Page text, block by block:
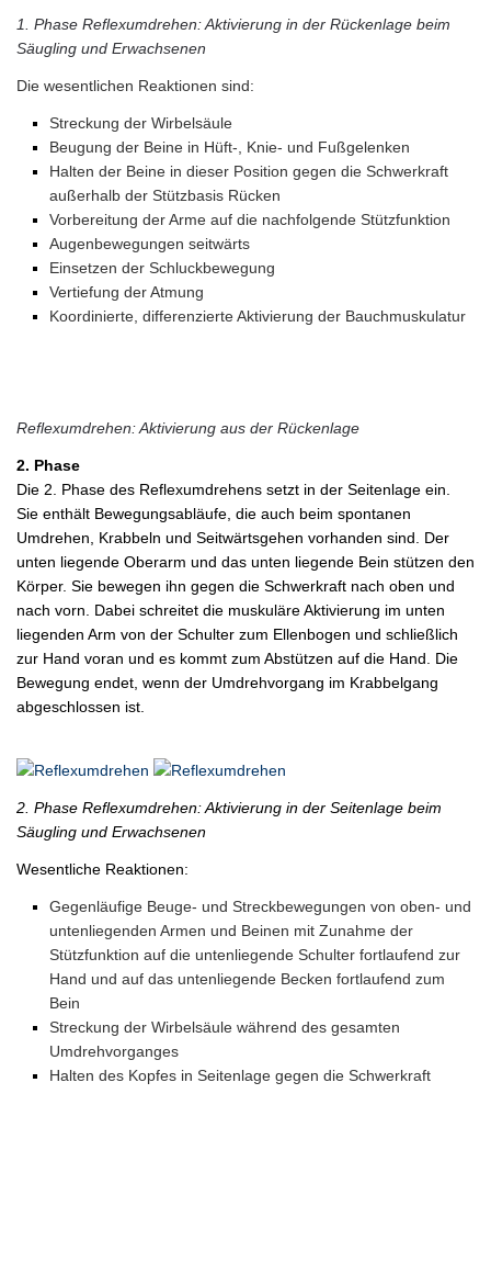
1. Phase Reflexumdrehen: Aktivierung in der Rückenlage beim
Säugling und Erwachsenen
Die wesentlichen Reaktionen sind:
Streckung der Wirbelsäule
Beugung der Beine in Hüft-, Knie- und Fußgelenken
Halten der Beine in dieser Position gegen die Schwerkraft
außerhalb der Stützbasis Rücken
Vorbereitung der Arme auf die nachfolgende Stützfunktion
Augenbewegungen seitwärts
Einsetzen der Schluckbewegung
Vertiefung der Atmung
Koordinierte, differenzierte Aktivierung der Bauchmuskulatur
Reflexumdrehen: Aktivierung aus der Rückenlage
2. Phase
Die 2. Phase des Reflexumdrehens setzt in der Seitenlage ein.
Sie enthält Bewegungsabläufe, die auch beim spontanen
Umdrehen, Krabbeln und Seitwärtsgehen vorhanden sind. Der
unten liegende Oberarm und das unten liegende Bein stützen den
Körper. Sie bewegen ihn gegen die Schwerkraft nach oben und
nach vorn. Dabei schreitet die muskuläre Aktivierung im unten
liegenden Arm von der Schulter zum Ellenbogen und schließlich
zur Hand voran und es kommt zum Abstützen auf die Hand. Die
Bewegung endet, wenn der Umdrehvorgang im Krabbelgang
abgeschlossen ist.
2. Phase Reflexumdrehen: Aktivierung in der Seitenlage beim
Säugling und Erwachsenen
Wesentliche Reaktionen:
Gegenläufige Beuge- und Streckbewegungen von oben- und
untenliegenden Armen und Beinen mit Zunahme der
Stützfunktion auf die untenliegende Schulter fortlaufend zur
Hand und auf das untenliegende Becken fortlaufend zum
Bein
Streckung der Wirbelsäule während des gesamten
Umdrehvorganges
Halten des Kopfes in Seitenlage gegen die Schwerkraft